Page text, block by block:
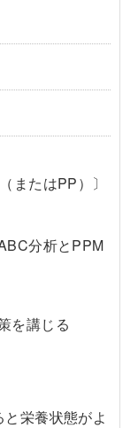
またはPP）〕
分析とPPM
を講じる
栄養状態がよ